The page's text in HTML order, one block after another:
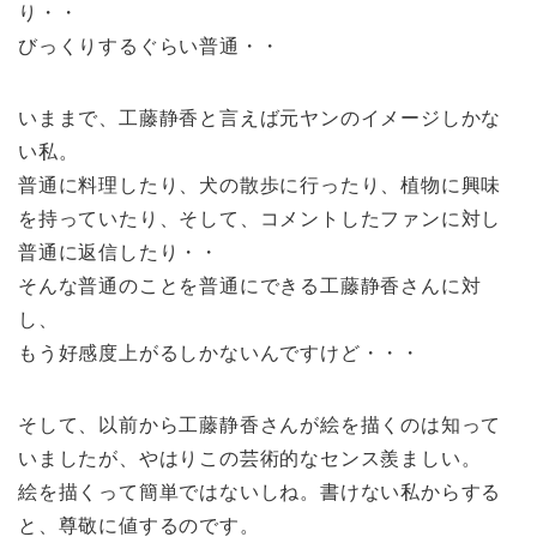
り・・
びっくりするぐらい普通・・
いままで、工藤静香と言えば元ヤンのイメージしかな
い私。
普通に料理したり、犬の散歩に行ったり、植物に興味
を持っていたり、そして、コメントしたファンに対し
普通に返信したり・・
そんな普通のことを普通にできる工藤静香さんに対
し、
もう好感度上がるしかないんですけど・・・
そして、以前から工藤静香さんが絵を描くのは知って
いましたが、やはりこの芸術的なセンス羨ましい。
絵を描くって簡単ではないしね。書けない私からする
と、尊敬に値するのです。